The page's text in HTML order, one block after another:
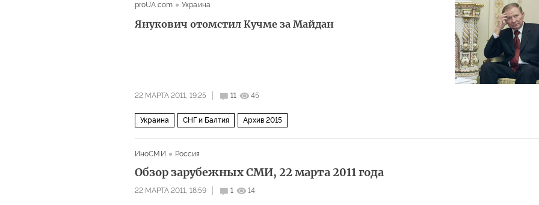
proUA.com Украина
Янукович отомстил Кучме за Майдан
22 МАРТА 2011, 19:25 11 45
Украина СНГ и Балтия Архив 2015
ИноСМИ Россия
Обзор зарубежных СМИ, 22 марта 2011 года
22 МАРТА 2011, 18:59 1 14